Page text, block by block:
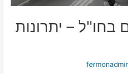
בחו"ל – יתרונות